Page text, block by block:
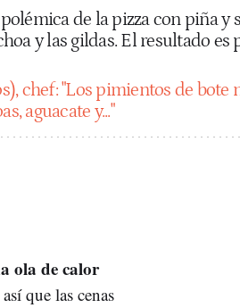
de la pizza con piña y
y las gildas. El resultado es
chef: "Los pimientos de bote
aguacate y..."
ola de calor
que las cenas